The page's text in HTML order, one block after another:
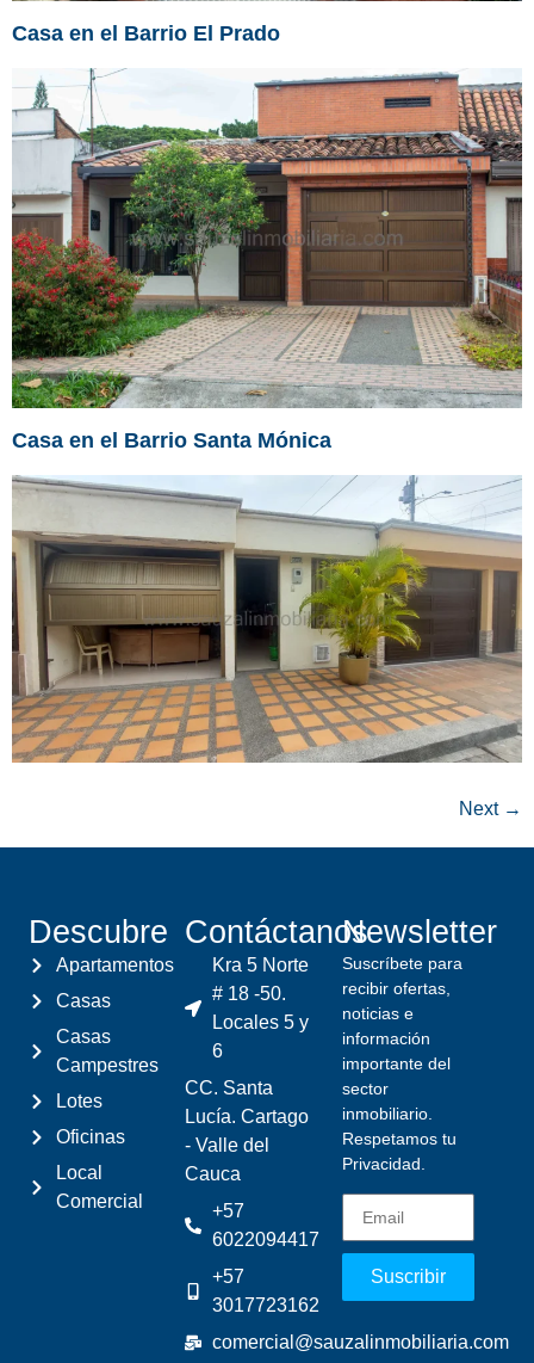
Casa en el Barrio El Prado
Casa en el Barrio Santa Mónica
Next →
Descubre
Apartamentos
Casas
Casas
Campestres
Lotes
Oficinas
Local
Comercial
Contáctanos
Kra 5 Norte
# 18 -50.
Locales 5 y
6
CC. Santa
Lucía. Cartago
- Valle del
Cauca
+57
6022094417
+57
3017723162
comercial@sauzalinmobiliaria.com
Newsletter
Suscríbete para
recibir ofertas,
noticias e
información
importante del
sector
inmobiliario.
Respetamos tu
Privacidad.
Suscribir